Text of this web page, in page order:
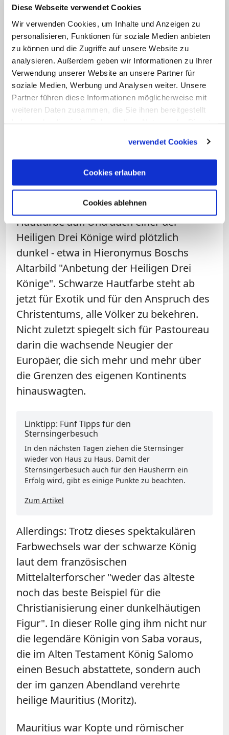
Diese Webseite verwendet Cookies
Wir verwenden Cookies, um Inhalte und Anzeigen zu
personalisieren, Funktionen für soziale Medien anbieten
zu können und die Zugriffe auf unsere Website zu
analysieren. Außerdem geben wir Informationen zu Ihrer
Verwendung unserer Website an unsere Partner für
soziale Medien, Werbung und Analysen weiter. Unsere
Partner führen diese Informationen möglicherweise mit
weiteren Daten zusammen, die Sie ihnen bereitgestellt
verwendet Cookies
Cookies erlauben
Cookies ablehnen
Schwarz symbolisierte Autorität und
Nüchternheit
Das änderte sich mit dem 14.
Jahrhundert. Schwarz wurde positiv
aufgeladen, symbolisierte Autorität und
Nüchternheit. Es hielt Einzug in die
in die Amtstracht von Würdenträgern. Es
wurde zur Farbe der Königshäuser und
der Kurie. Und in Malerei und Literatur
tauchen vermehrt positiv besetzte
Persönlichkeiten mit schwarzer
Hautfarbe auf. Und auch einer der
Heiligen Drei Könige wird plötzlich
dunkel - etwa in Hieronymus Boschs
Altarbild "Anbetung der Heiligen Drei
Könige". Schwarze Hautfarbe steht ab
jetzt für Exotik und für den Anspruch des
Christentums, alle Völker zu bekehren.
Nicht zuletzt spiegelt sich für Pastoureau
darin die wachsende Neugier der
Europäer, die sich mehr und mehr über
die Grenzen des eigenen Kontinents
hinauswagten.
Linktipp: Fünf Tipps für den
Sternsingerbesuch
In den nächsten Tagen ziehen die Sternsinger
wieder von Haus zu Haus. Damit der
Sternsingerbesuch auch für den Hausherrn ein
Erfolg wird, gibt es einige Punkte zu beachten.
Zum Artikel
Allerdings: Trotz dieses spektakulären
Farbwechsels war der schwarze König
laut dem französischen
Mittelalterforscher "weder das älteste
noch das beste Beispiel für die
Christianisierung einer dunkelhäutigen
Figur". In dieser Rolle ging ihm nicht nur
die legendäre Königin von Saba voraus,
die im Alten Testament König Salomo
einen Besuch abstattete, sondern auch
der im ganzen Abendland verehrte
heilige Mauritius (Moritz).
Mauritius war Kopte und römischer